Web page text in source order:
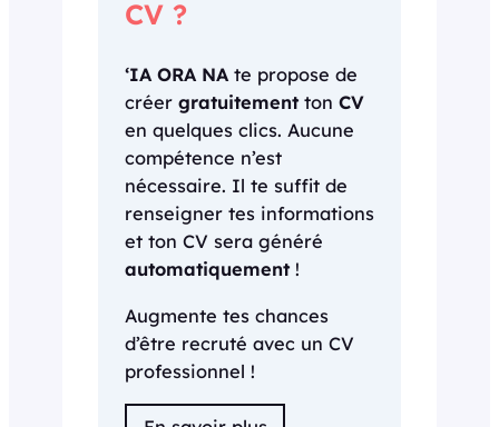
CV ?
‘IA ORA NA te propose de
créer gratuitementton CV
en quelques clics. Aucune
compétence n’est
nécessaire. Il te suffit de
renseigner tes informations
et ton CV sera généré
automatiquement!
Augmente tes chances
d’être recruté avec un CV
professionnel !